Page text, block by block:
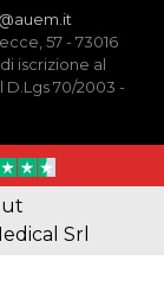
57 - 73016
iscrizione al
70/2003 -
Srl